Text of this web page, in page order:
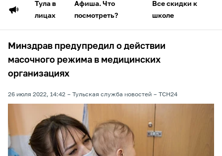
Тула в
лицах
Афиша. Что
посмотреть?
Все скидки к
школе
Минздрав предупредил о действии
масочного режима в медицинских
организациях
26 июля 2022, 14:42 Тульская служба новостей ТСН24